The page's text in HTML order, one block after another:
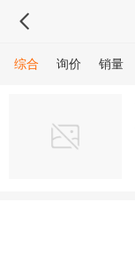
综合 询价 销量